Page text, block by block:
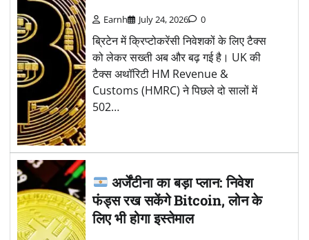
Earnh July 24, 2026 0
ब्रिटेन में क्रिप्टोकरेंसी निवेशकों के लिए टैक्स
को लेकर सख्ती अब और बढ़ गई है। UK की
टैक्स अथॉरिटी HM Revenue &
Customs (HMRC) ने पिछले दो सालों में
502…
अर्जेंटीना का बड़ा प्लान: निवेश
फंड्स रख सकेंगे Bitcoin, लोन के
लिए भी होगा इस्तेमाल